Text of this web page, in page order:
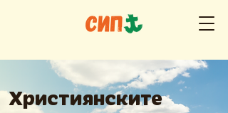
Християнските